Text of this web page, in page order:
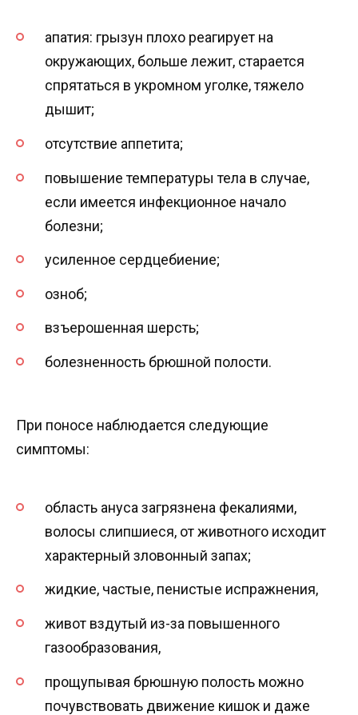
апатия: грызун плохо реагирует на
окружающих, больше лежит, старается
спрятаться в укромном уголке, тяжело
дышит;
отсутствие аппетита;
повышение температуры тела в случае,
если имеется инфекционное начало
болезни;
усиленное сердцебиение;
озноб;
взъерошенная шерсть;
болезненность брюшной полости.
При поносе наблюдается следующие
симптомы:
область ануса загрязнена фекалиями,
волосы слипшиеся, от животного исходит
характерный зловонный запах;
жидкие, частые, пенистые испражнения,
живот вздутый из-за повышенного
газообразования,
прощупывая брюшную полость можно
почувствовать движение кишок и даже